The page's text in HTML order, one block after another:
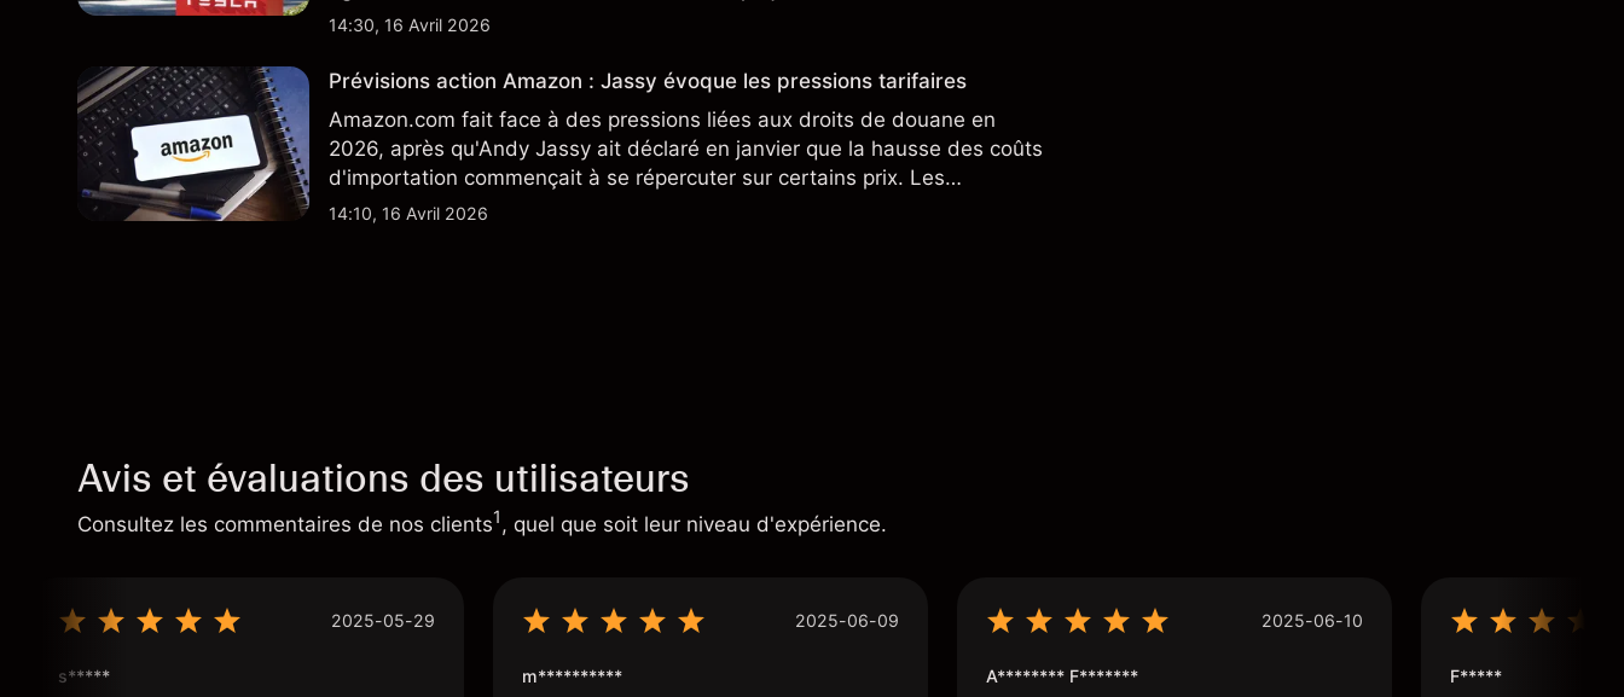
moindre coût, dont un nouveau SUV. Découvrez les objectifs de cours
14:30, 16 Avril 2026
Prévisions action Amazon : Jassy évoque les pressions tarifaires
Amazon.com fait face à des pressions liées aux droits de douane en
2026, après qu'Andy Jassy ait déclaré en janvier que la hausse des coûts
d'importation commençait à se répercuter sur certains prix. Les
performances passées ne préjugent pas des résultats futurs.
14:10, 16 Avril 2026
Avis et évaluations des utilisateurs
Consultez les commentaires de nos clients1, quel que soit leur niveau d'expérience.
2025-05-29
s*****
2025-06-09
m**********
2025-06-10
A******** F******* F*****